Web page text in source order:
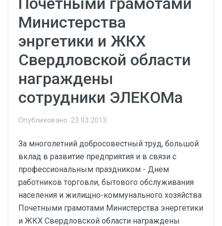
Министерства
энргетики и ЖКХ
Свердловской области
награждены
сотрудники ЭЛЕКОМа
Опубликовано: 23.03.2013
За многолетний добросовестный труд, большой
вклад в развитие предприятия и в связи с
профессиональным праздником - Днем
работников торговли, бытового обслуживания
населения и жилищно-коммунального хозяйства
Почетными грамотами Министерства энергетики
и ЖКХ Свердловской области награждены